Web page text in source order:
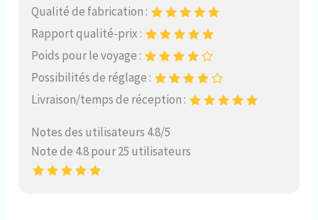
Qualité de fabrication :
Rapport qualité-prix :
Poids pour le voyage :
Possibilités de réglage :
Livraison/temps de réception :
Notes des utilisateurs 4.8/5
Note de 4.8 pour 25 utilisateurs